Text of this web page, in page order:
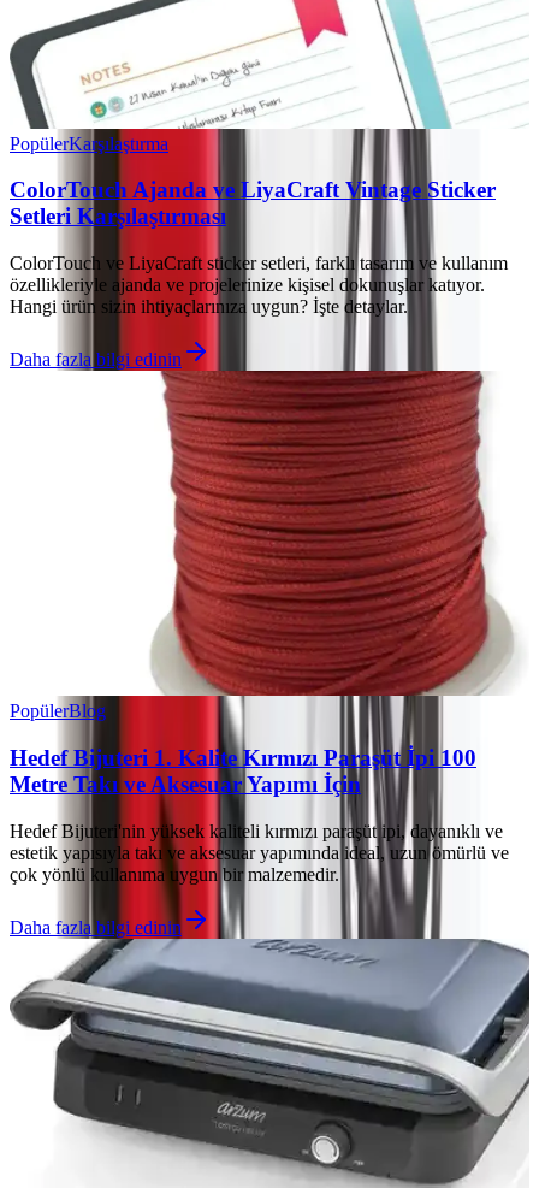
PopülerKarşılaştırma
ColorTouch Ajanda ve LiyaCraft Vintage Sticker
Setleri Karşılaştırması
ColorTouch ve LiyaCraft sticker setleri, farklı tasarım ve kullanım
özellikleriyle ajanda ve projelerinize kişisel dokunuşlar katıyor.
Hangi ürün sizin ihtiyaçlarınıza uygun? İşte detaylar.
Daha fazla bilgi edinin
PopülerBlog
Hedef Bijuteri 1. Kalite Kırmızı Paraşüt İpi 100
Metre Takı ve Aksesuar Yapımı İçin
Hedef Bijuteri'nin yüksek kaliteli kırmızı paraşüt ipi, dayanıklı ve
estetik yapısıyla takı ve aksesuar yapımında ideal, uzun ömürlü ve
çok yönlü kullanıma uygun bir malzemedir.
Daha fazla bilgi edinin